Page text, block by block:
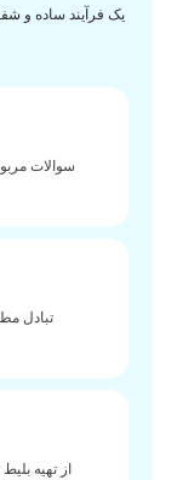
یک فرآیند ساده و
سوالات
تبادل
از تهیه